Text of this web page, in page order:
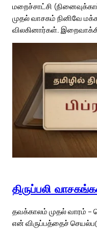
மறைச்சாட்சி
முதல் வாசகம் நினிவே
விலகினார்கள்.
திருப்பலி
தவக்காலம் முதல் வாரம் –
என் விருப்பத்தைச்